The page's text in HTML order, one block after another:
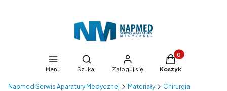
Menu
Otwórz wyszukiwarkę
Szukaj Zaloguj się
Produkty w
Koszyk
Napmed Serwis Aparatury Medycznej Materiały Chirurgia